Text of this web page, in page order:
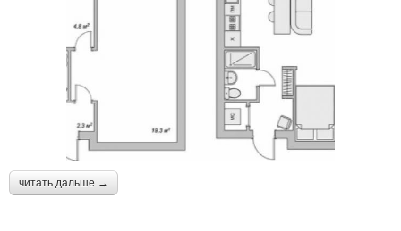
читать дальше →